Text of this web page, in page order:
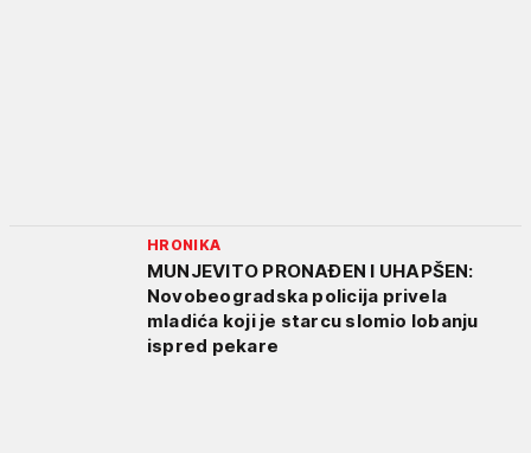
HRONIKA
MUNJEVITO PRONAĐEN I UHAPŠEN:
Novobeogradska policija privela
mladića koji je starcu slomio lobanju
ispred pekare